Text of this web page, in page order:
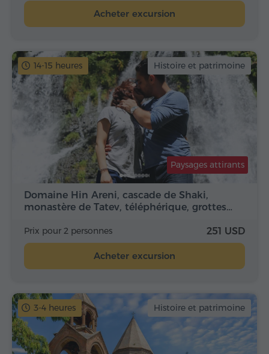
Acheter excursion
14-15 heures Histoire et patrimoine
Domaine Hin Areni, cascade de Shaki,
monastère de Tatev, téléphérique, grottes…
Paysages attirants
Prix pour 2 personnes 251 USD
Acheter excursion
3-4 heures Histoire et patrimoine